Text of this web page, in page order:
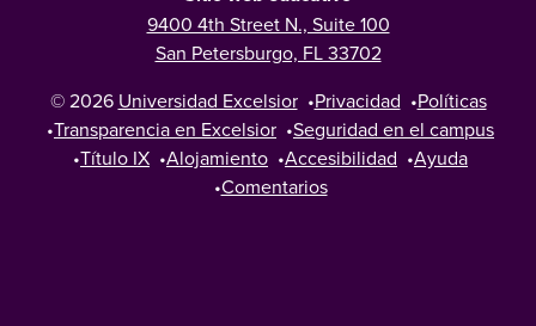
9400 4th Street N., Suite 100
San Petersburgo, FL 33702
© 2026 Universidad Excelsior •Privacidad •Políticas
•Transparencia en Excelsior •Seguridad en el campus
•Título IX •Alojamiento •Accesibilidad •Ayuda
•Comentarios